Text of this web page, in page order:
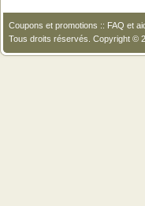
Coupons et promotions :: FAQ et
Tous droits réservés. Copyright ©